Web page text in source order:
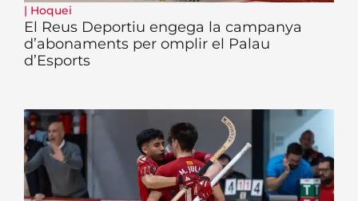
| Hoquei
El Reus Deportiu engega la campanya
d’abonaments per omplir el Palau
d’Esports